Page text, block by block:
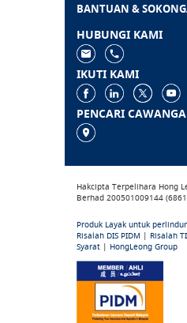
BANTUAN &
HUBUNGI KAMI
IKUTI KAMI
PENCARI
Hakcipta Terpelihara Hong
Berhad 200501009144
Produk Layak untuk
Risalah DIS PIDM | Risalah
Syarat | HongLeong Group